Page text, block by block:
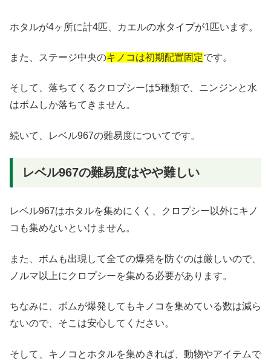
ホタルが4ヶ所に計4匹、カエルの水タイプが1匹います。
また、ステージ中央のキノコは初期配置固定です。
そして、落ちてくるクロプシーは5種類で、ニンジンと水
はボムしか落ちてきません。
続いて、レベル967の難易度についてです。
レベル967の難易度はやや難しい
レベル967はホタルを集めにくく、クロプシー以外にキノ
コも集めないといけません。
また、ボムも出現して全ての爆発を防ぐのは厳しいので、
ノルマ以上にクロプシーを集める必要があります。
ちなみに、ボムが爆発してもキノコを集めている数は減ら
ないので、そこは安心してください。
そして、キノコとホタルを集めきれば、動物やアイテムで